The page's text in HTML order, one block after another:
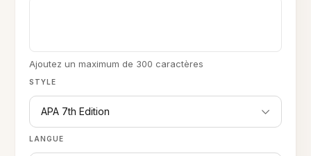
STYLE
APA 7th Edition
LANGUE
Ajoutez un maximum de 300 caractères